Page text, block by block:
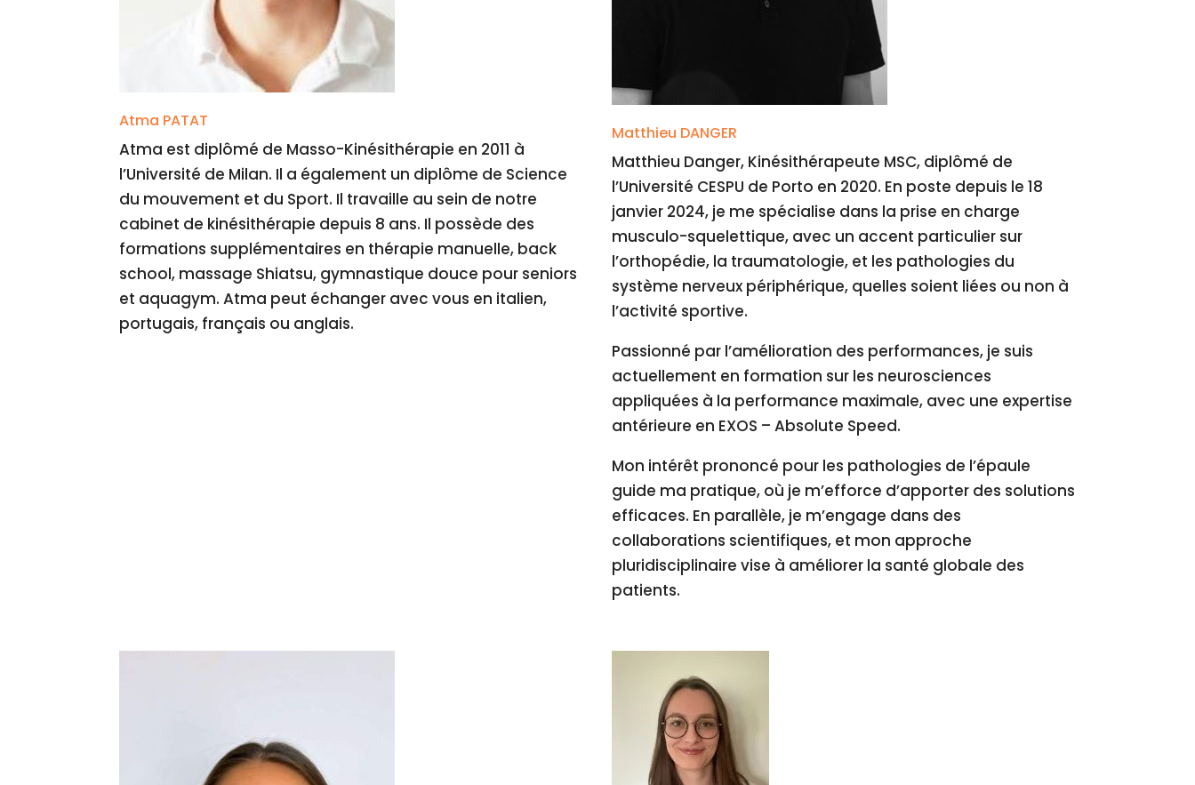
Atma PATAT
Atma est diplômé de Masso-Kinésithérapie en 2011 à
l’Université de Milan. Il a également un diplôme de Science
du mouvement et du Sport. Il travaille au sein de notre
cabinet de kinésithérapie depuis 8 ans. Il possède des
formations supplémentaires en thérapie manuelle, back
school, massage Shiatsu, gymnastique douce pour seniors
et aquagym. Atma peut échanger avec vous en italien,
portugais, français ou anglais.
Matthieu DANGER
Matthieu Danger, Kinésithérapeute MSC, diplômé de
l’Université CESPU de Porto en 2020. En poste depuis le 18
janvier 2024, je me spécialise dans la prise en charge
musculo-squelettique, avec un accent particulier sur
l’orthopédie, la traumatologie, et les pathologies du
système nerveux périphérique, quelles soient liées ou non à
l’activité sportive.
Passionné par l’amélioration des performances, je suis
actuellement en formation sur les neurosciences
appliquées à la performance maximale, avec une expertise
antérieure en EXOS – Absolute Speed.
Mon intérêt prononcé pour les pathologies de l’épaule
guide ma pratique, où je m’efforce d’apporter des solutions
efficaces. En parallèle, je m’engage dans des
collaborations scientifiques, et mon approche
pluridisciplinaire vise à améliorer la santé globale des
patients.